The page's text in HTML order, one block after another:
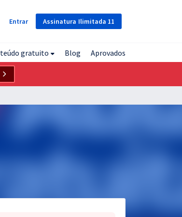
Assinatura Ilimitada 11
Entrar
gratuito Blog Aprovados